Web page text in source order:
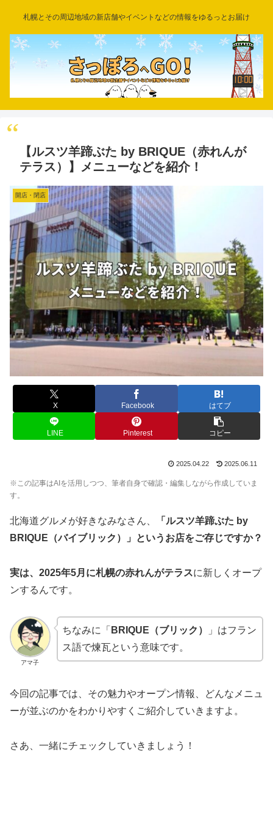
札幌とその周辺地域の新店舗やイベントなどの情報をゆるっとお届け
【ルスツ羊蹄ぶた by BRIQUE（赤れんが
テラス）】メニューなどを紹介！
開店・閉店
X Facebook はてブ
LINE Pinterest コピー
2025.04.22 2025.06.11
※この記事はAIを活用しつつ、筆者自身で確認・編集しながら作成していま
す。
北海道グルメが好きなみなさん、
「ルスツ羊蹄ぶた by
BRIQUE（バイブリック）」というお店をご存じですか？
実は、2025年5月に札幌の赤れんがテラスに新しくオープ
ンするんです。
アマ子
ちなみに「 BRIQUE（ブリック）
」はフラン
ス語で煉瓦という意味です。
今回の記事では、その魅力やオープン情報、どんなメニュ
ーが並ぶのかをわかりやすくご紹介していきますよ。
さあ、一緒にチェックしていきましょう！